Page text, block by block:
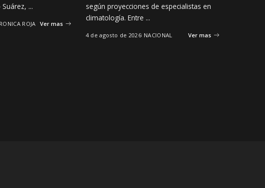
...
ROJA Ver mas
según proyecciones de especialistas en
climatología. Entre ...
4 de agosto de 2026 NACIONAL Ver mas